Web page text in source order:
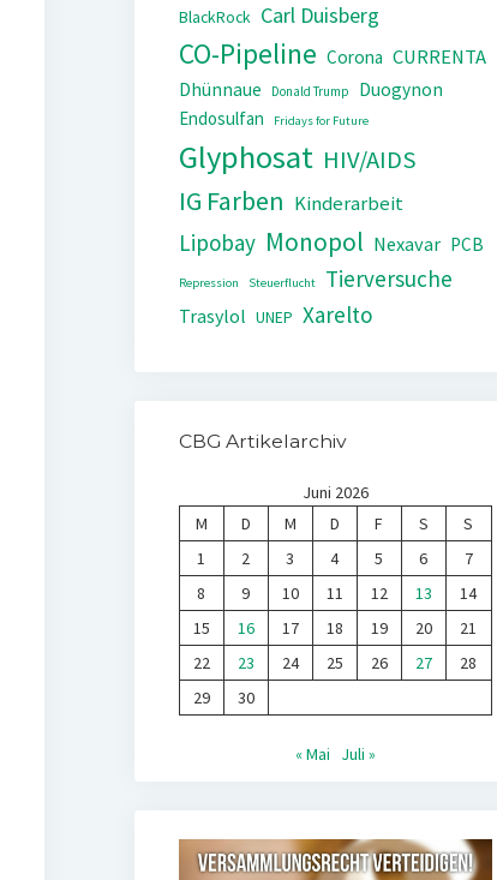
BlackRock Carl Duisberg
CO-Pipeline Corona CURRENTA
Dhünnaue Donald Trump
Duogynon
Endosulfan
Fridays for Future
Glyphosat HIV/AIDS
IG Farben Kinderarbeit
Lipobay Monopol Nexavar PCB
Repression Steuerflucht Tierversuche
Trasylol UNEP Xarelto
CBG Artikelarchiv
Juni 2026
M
D M D F S
S
1
2 3 4 5 6
7
8
9 10 11 12 13
14
15
16 17 18 19 20
21
22
23 24 25 26 27
28
29
30
« Mai Juli »